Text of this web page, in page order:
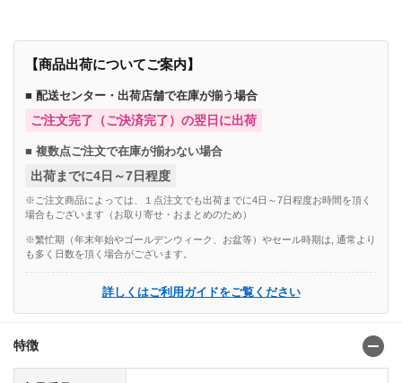
【商品出荷についてご案内】
■ 配送センター・出荷店舗で在庫が揃う場合
ご注文完了（ご決済完了）の翌日に出荷
■ 複数点ご注文で在庫が揃わない場合
出荷までに4日～7日程度
※ご注文商品によっては、１点注文でも出荷までに4日～7日程度お時間を頂く
場合もございます（お取り寄せ・おまとめのため）
※繁忙期（年末年始やゴールデンウィーク、お盆等）やセール時期は, 通常より
も多く日数を頂く場合がございます。
詳しくはご利用ガイドをご覧ください
特徴